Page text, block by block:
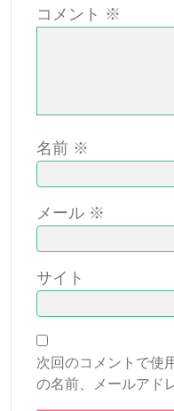
コメント ※
名前 ※
メール ※
サイト
次回のコメントで使
の名前、メールアド